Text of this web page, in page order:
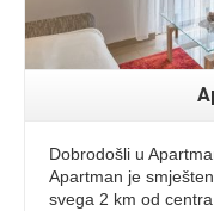
Dobrodošli u
Apartman je
svega 2 km od